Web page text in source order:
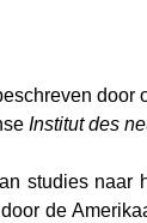
Institut des
studies
de